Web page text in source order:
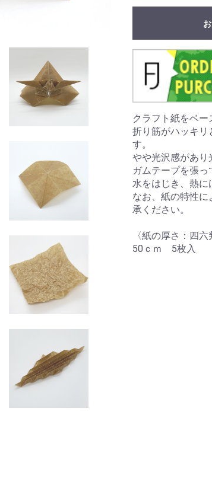
クラフト紙をベー
折り筋がハッキリ
す。
やや光沢感があり
ガムテープを張っ
水をはじき、熱に
なお、紙の特性
承ください。
〈紙の厚さ：四
50ｃｍ 5枚入